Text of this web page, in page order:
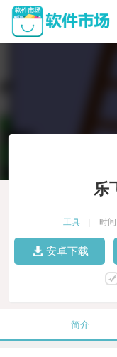
乐
工具 时
安卓下载
简介